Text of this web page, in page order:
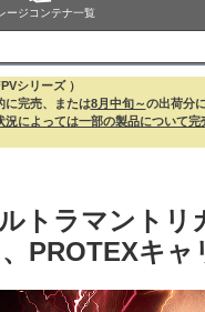
ージコンテナ一覧
シリーズ ）
に完売、または8月中旬～の出荷分
によっては一部の製品について
トラマントリ
PROTEXキ